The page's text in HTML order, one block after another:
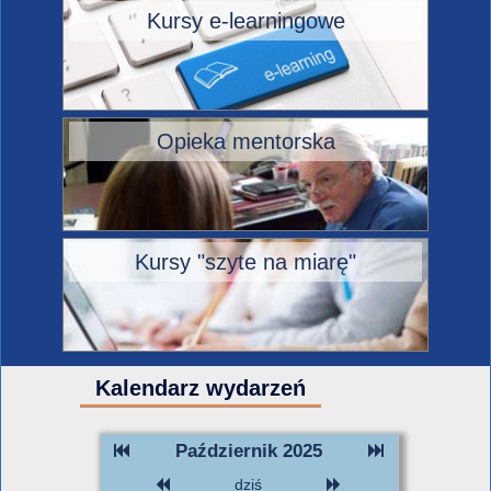
Kursy e-learningowe
Opieka mentorska
Kursy "szyte na miarę"
Kalendarz wydarzeń
Październik 2025
dziś